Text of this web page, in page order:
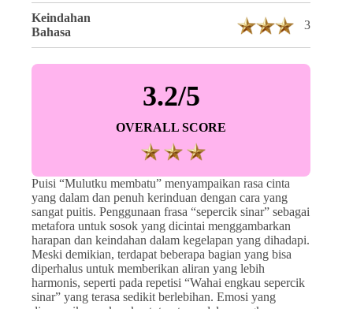
Keindahan
Bahasa
3
3.2/5
OVERALL SCORE
Puisi “Mulutku membatu” menyampaikan rasa cinta
yang dalam dan penuh kerinduan dengan cara yang
sangat puitis. Penggunaan frasa “sepercik sinar” sebagai
metafora untuk sosok yang dicintai menggambarkan
harapan dan keindahan dalam kegelapan yang dihadapi.
Meski demikian, terdapat beberapa bagian yang bisa
diperhalus untuk memberikan aliran yang lebih
harmonis, seperti pada repetisi “Wahai engkau sepercik
sinar” yang terasa sedikit berlebihan. Emosi yang